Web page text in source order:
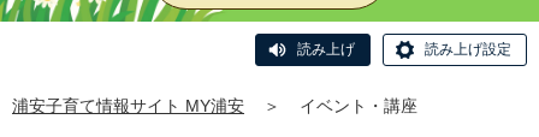
読み上げ 読み上げ設定
浦安子育て情報サイト MY浦安 ＞ イベント・講座